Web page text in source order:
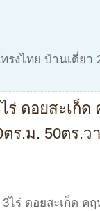
รงไทย บ้านเดี่ย
ร่ ดอยสะเก็
ตร.ม. 50ตร.
ไร่ ดอยสะเก็ด ค